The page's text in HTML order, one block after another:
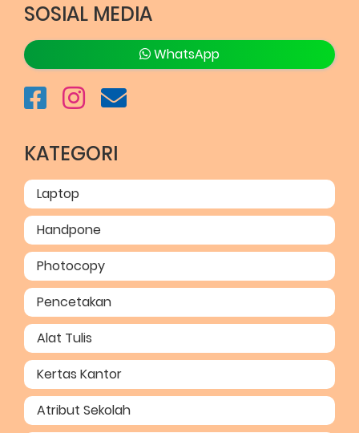
SOSIAL MEDIA
WhatsApp
KATEGORI
Laptop
Handpone
Photocopy
Pencetakan
Alat Tulis
Kertas Kantor
Atribut Sekolah